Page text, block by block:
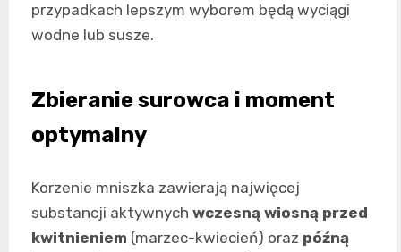
przypadkach lepszym wyborem będą wyciągi
wodne lub susze.
Zbieranie surowca i moment
optymalny
Korzenie mniszka zawierają najwięcej
substancji aktywnych wczesną wiosną przed
kwitnieniem (marzec-kwiecień) oraz późną